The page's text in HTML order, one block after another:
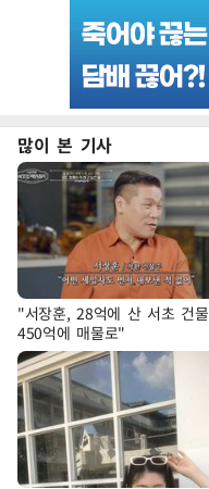
많이 본 기사
"서장훈, 28억에 산 서초 건물
450억에 매물로"